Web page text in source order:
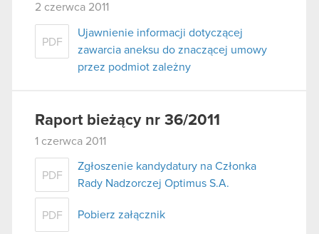
2 czerwca 2011
PDF
Ujawnienie informacji dotyczącej
zawarcia aneksu do znaczącej umowy
przez podmiot zależny
Raport bieżący nr 36/2011
1 czerwca 2011
PDF
Zgłoszenie kandydatury na Członka
Rady Nadzorczej Optimus S.A.
PDF Pobierz załącznik